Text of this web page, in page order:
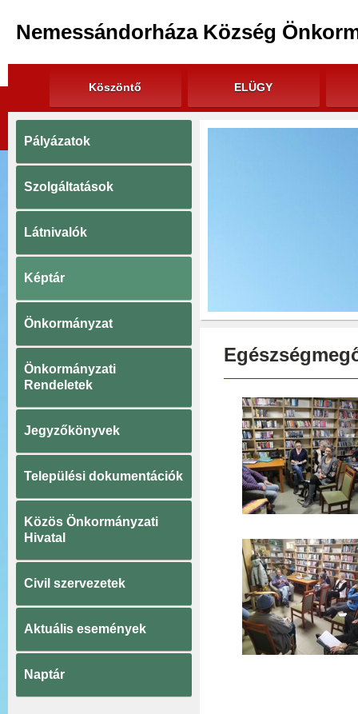
Nemessándorháza Község
Köszöntő ELÜGY
Pályázatok
Szolgáltatások
Látnivalók
Képtár
Önkormányzat
Önkormányzati
Rendeletek
Jegyzőkönyvek
Települési dokumentációk
Közös Önkormányzati
Hivatal
Civil szervezetek
Aktuális események
Naptár